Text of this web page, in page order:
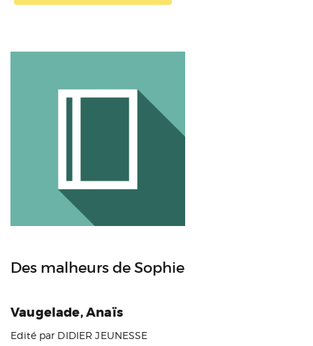
Des malheurs de Sophie
Vaugelade, Anaïs
Edité par DIDIER JEUNESSE